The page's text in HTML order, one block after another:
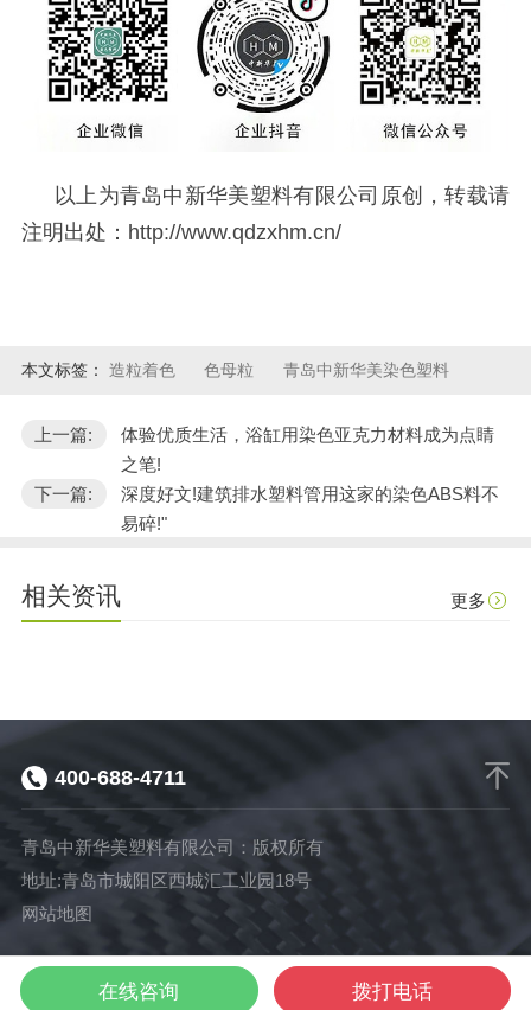
以上为青岛中新华美塑料有限公司原创，转载请
注明出处： http://www.qdzxhm.cn/
本文标签： 造粒着色 色母粒 青岛中新华美染色塑料
上一篇:
体验优质生活，浴缸用染色亚克力材料成为点睛
之笔!
下一篇:
深度好文!建筑排水塑料管用这家的染色ABS料不
易碎!"
相关资讯 更多
400-688-4711
青岛中新华美塑料有限公司：版权所有
地址:青岛市城阳区西城汇工业园18号
网站地图
免喷涂
塑料颗粒
电话咨询
在线咨询 拨打电话